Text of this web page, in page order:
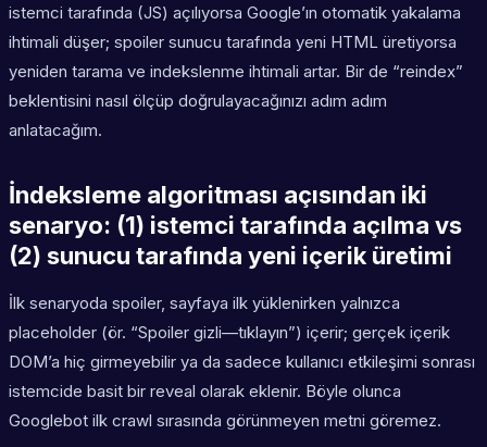
istemci tarafında (JS) açılıyorsa Google’ın otomatik yakalama
ihtimali düşer; spoiler sunucu tarafında yeni HTML üretiyorsa
yeniden tarama ve indekslenme ihtimali artar. Bir de “reindex”
beklentisini nasıl ölçüp doğrulayacağınızı adım adım
anlatacağım.
İndeksleme algoritması açısından iki
senaryo: (1) istemci tarafında açılma vs
(2) sunucu tarafında yeni içerik üretimi
İlk senaryoda spoiler, sayfaya ilk yüklenirken yalnızca
placeholder (ör. “Spoiler gizli—tıklayın”) içerir; gerçek içerik
DOM’a hiç girmeyebilir ya da sadece kullanıcı etkileşimi sonrası
istemcide basit bir reveal olarak eklenir. Böyle olunca
Googlebot ilk crawl sırasında görünmeyen metni göremez.